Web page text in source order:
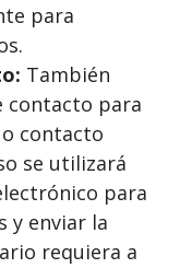
para
También
contacto para
contacto
se utilizará
para
y enviar la
requiera a